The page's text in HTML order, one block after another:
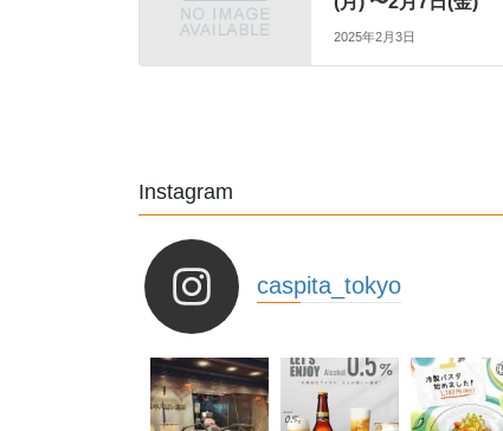
2025年2月3日
Instagram
caspita_tokyo